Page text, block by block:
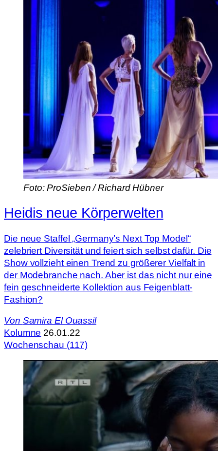
Foto: ProSieben / Richard Hübner
Heidis neue Körperwelten
Die neue Staffel „Germany’s Next Top Model“
zelebriert Diversität und feiert sich selbst dafür. Die
Show vollzieht einen Trend zu größerer Vielfalt in
der Modebranche nach. Aber ist das nicht nur eine
fein geschneiderte Kollektion aus Feigenblatt-
Fashion?
Von Samira El Ouassil
Kolumne 26.01.22
Wochenschau (117)